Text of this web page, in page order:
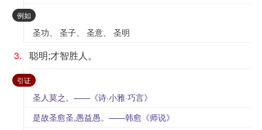
例如 ：
圣功、 圣子、 圣意、 圣明
3. 聪明;才智胜人。
引证：
圣人莫之。——《诗·小雅·巧言》
是故圣愈圣,愚益愚。——韩愈《师说》